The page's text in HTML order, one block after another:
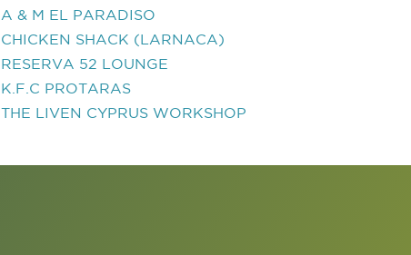
A & M EL PARADISO
CHICKEN SHACK (LARNACA)
RESERVA 52 LOUNGE
K.F.C PROTARAS
THE LIVEN CYPRUS WORKSHOP